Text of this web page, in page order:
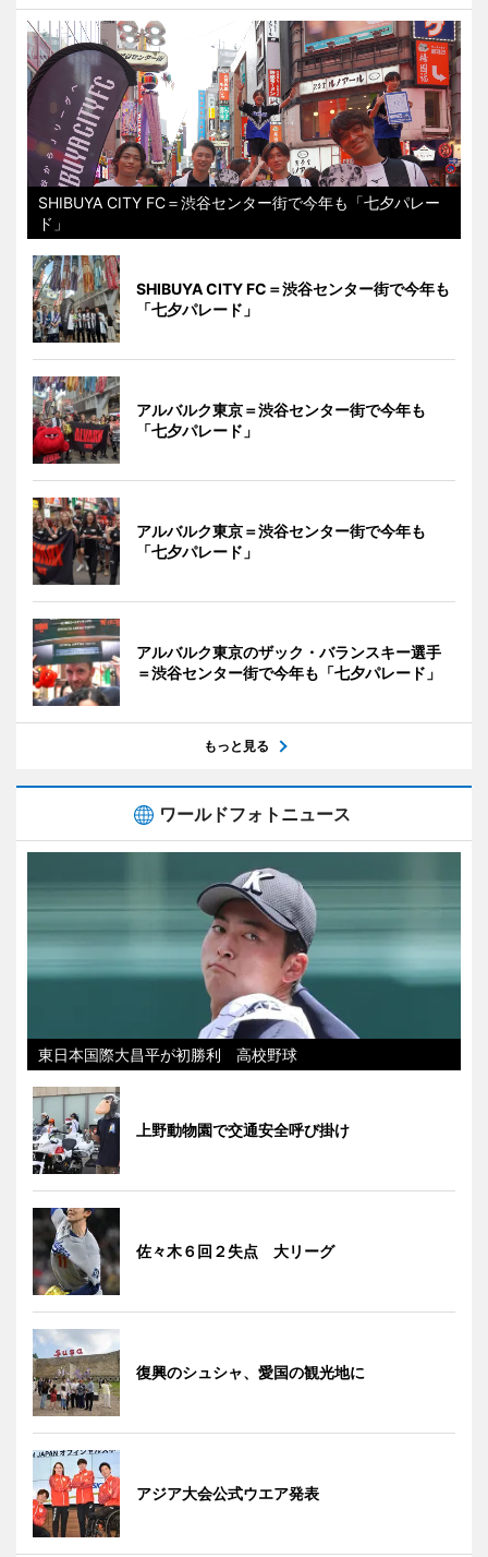
SHIBUYA CITY FC＝渋谷センター街で今年も「七夕パレー
ド」
SHIBUYA CITY FC＝渋谷センター街で今年も
「七夕パレード」
アルバルク東京＝渋谷センター街で今年も
「七夕パレード」
アルバルク東京＝渋谷センター街で今年も
「七夕パレード」
アルバルク東京のザック・バランスキー選手
＝渋谷センター街で今年も「七夕パレード」
もっと見る
ワールドフォトニュース
東日本国際大昌平が初勝利 高校野球
上野動物園で交通安全呼び掛け
佐々木６回２失点 大リーグ
復興のシュシャ、愛国の観光地に
アジア大会公式ウエア発表